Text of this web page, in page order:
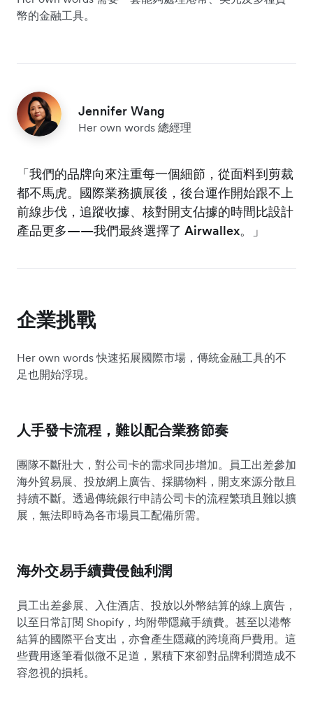
幣的金融工具。
Jennifer Wang
Her own words 總經理
「我們的品牌向來注重每一個細節，從面料到剪裁
都不馬虎。國際業務擴展後，後台運作開始跟不上
前線步伐，追蹤收據、核對開支佔據的時間比設計
產品更多——我們最終選擇了 Airwallex。」
企業挑戰
Her own words 快速拓展國際市場，傳統金融工具的不
足也開始浮現。
人手發卡流程，難以配合業務節奏
團隊不斷壯大，對公司卡的需求同步增加。員工出差參加
海外貿易展、投放網上廣告、採購物料，開支來源分散且
持續不斷。透過傳統銀行申請公司卡的流程繁瑣且難以擴
展，無法即時為各市場員工配備所需。
海外交易手續費侵蝕利潤
員工出差參展、入住酒店、投放以外幣結算的線上廣告，
以至日常訂閱 Shopify，均附帶隱藏手續費。甚至以港幣
結算的國際平台支出，亦會產生隱藏的跨境商戶費用。這
些費用逐筆看似微不足道，累積下來卻對品牌利潤造成不
容忽視的損耗。